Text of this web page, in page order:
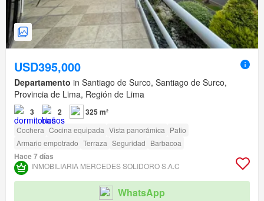
USD395,000
Departamento in Santiago de Surco, Santiago de Surco,
Provincia de Lima, Región de Lima
3 2 325 m²
Cochera Cocina equipada Vista panorámica Patio
Armario empotrado Terraza Seguridad Barbacoa
Hace 7 días
INMOBILIARIA MERCEDES SOLIDORO S.A.C
WhatsApp